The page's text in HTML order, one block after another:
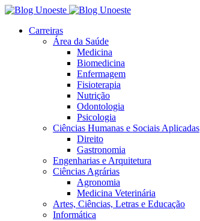
Carreiras
Área da Saúde
Medicina
Biomedicina
Enfermagem
Fisioterapia
Nutrição
Odontologia
Psicologia
Ciências Humanas e Sociais Aplicadas
Direito
Gastronomia
Engenharias e Arquitetura
Ciências Agrárias
Agronomia
Medicina Veterinária
Artes, Ciências, Letras e Educação
Informática